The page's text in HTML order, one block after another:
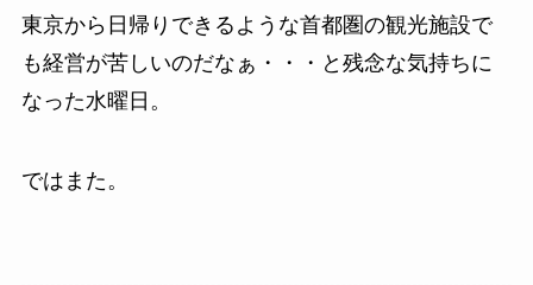
東京から日帰りできるような首都圏の観光施設で
も経営が苦しいのだなぁ・・・ と残念な気持ちに
なった水曜日。
ではまた。